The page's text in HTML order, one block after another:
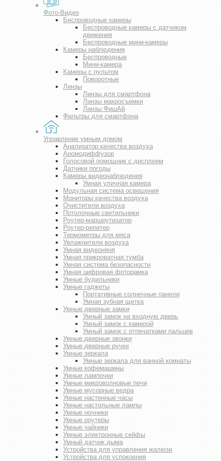
Фото-Видео
Беспроводные камеры
Беспроводные камеры с датчиком
движения
Беспроводные мини-камеры
Камеры наблюдения
Беспроводные
Мини-камера
Камеры с пультом
Поворотные
Линзы
Линзы для смартфона
Линзы макросъемки
Линзы ФишАй
Фильтры для смартфона
Управление умным домом
Анализатор качества воздуха
Аромодиффузор
Голосовой помощник с дисплеем
Датчики погоды
Камеры видеонаблюдения
Умная уличная камера
Модульная система освещения
Мониторы качества воздуха
Очистители воздуха
Потолочные светильники
Роутер-маршрутизатор
Роутер-репитер
Термометры для мяса
Увлажнители воздуха
Умная видеоняня
Умная прикроватная тумба
Умная система безопасности
Умная цифровая фоторамка
Умные будильники
Умные гаджеты
Портативные солнечные панели
Умная зубная щетка
Умные дверные замки
Умный замок на входную дверь
Умный замок с камерой
Умный замок с отпечатками пальцев
Умные дверные звонки
Умные дверные ручки
Умные зеркала
Умные зеркала для ванной комнаты
Умные кофемашины
Умные лампочки
Умные микроволновые печи
Умные мусорные ведра
Умные настенные часы
Умные настольные лампы
Умные ночники
Умные роутеры
Умные чайники
Умные электронные сейфы
Умный датчик дыма
Устройства для управления жалюзи
Устройства для успокоения